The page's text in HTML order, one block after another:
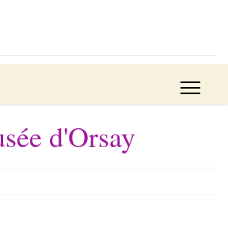
d'Orsay